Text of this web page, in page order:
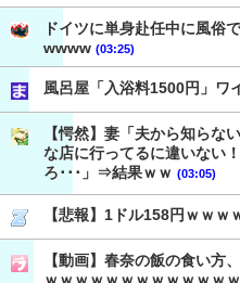
ドイツに単身赴任中に風俗
wwww (03:25)
風呂屋「入浴料1500円」ワ
【愕然】妻「夫から知らな
な店に行ってるに違いない
ろ･･･」⇒結果ｗｗ (03:05)
【悲報】1ドル158円ｗｗｗ
【動画】春奈の飯の食い方